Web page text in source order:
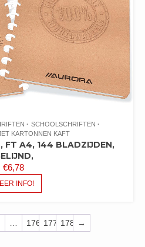
SCHOOLSCHRIFTEN
KARTONNEN KAFT
FT A4, 144 BLADZIJDEN,
€6,78
INFO!
176 177 178 →